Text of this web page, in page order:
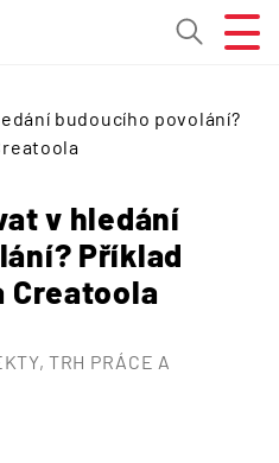
budoucího povolání?
v hledání
Příklad
Creatoola
TRH PRÁCE A